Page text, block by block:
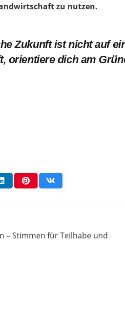
zu nutzen.
Zukunft ist nicht auf
orientiere dich am
– Stimmen für Teilhabe und